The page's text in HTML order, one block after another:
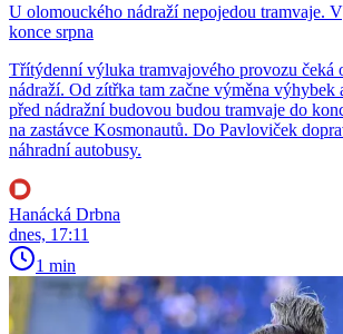
U olomouckého nádraží nepojedou tramvaje.
konce srpna
Třítýdenní výluka tramvajového provozu čeká
nádraží. Od zítřka tam začne výměna
před nádražní budovou budou tramvaje do
na zastávce Kosmonautů. Do Pavloviček
náhradní autobusy.
Hanácká Drbna
dnes, 17:11
1 min